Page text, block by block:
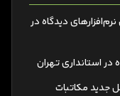
دیدگاه در
در استانداری تهران
جدید مکاتبات